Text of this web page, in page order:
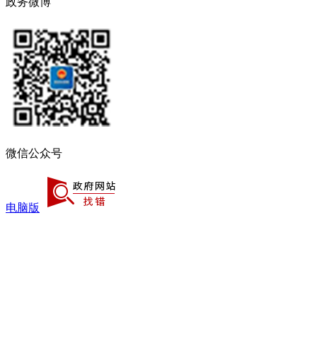
微信公众号
电脑版